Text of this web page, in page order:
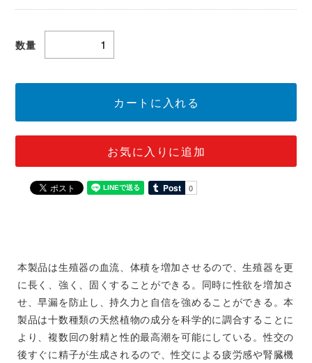
数量
カートに入れる
お気に入りに追加
本製品は生殖器の血流、体積を増加させるので、生殖器を更
に長く、強く、固くすることができる。同時に性欲を増加さ
せ、早漏を防止し、持久力と自信を強めることができる。本
製品は十数種類の天然植物の成分を科学的に調合することに
より、複数回の射精と性的最高潮を可能にしている。性交の
後すぐに精子が生成されるので、性交による疲労感や腎臓機